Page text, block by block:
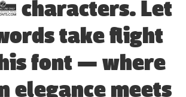
Let
take flight
font — where
elegance meets